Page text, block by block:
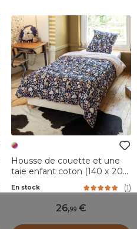
Housse de couette et une
taie enfant coton (140 x 200
Multicolore
En stock (1)
26,99